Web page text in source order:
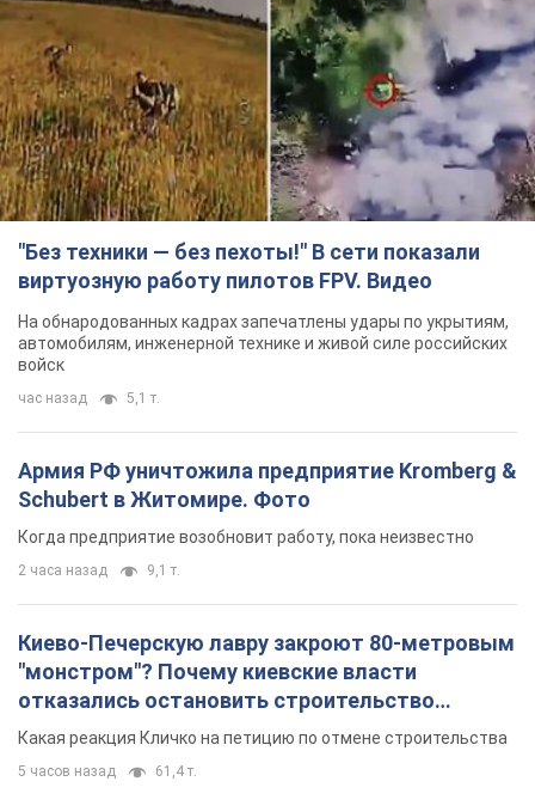
"Без техники — без пехоты!" В сети показали
виртуозную работу пилотов FPV. Видео
На обнародованных кадрах запечатлены удары по укрытиям,
автомобилям, инженерной технике и живой силе российских
войск
час назад 5,1 т.
Армия РФ уничтожила предприятие Kromberg &
Schubert в Житомире. Фото
Когда предприятие возобновит работу, пока неизвестно
2 часа назад 9,1 т.
Киево-Печерскую лавру закроют 80-метровым
"монстром"? Почему киевские власти
отказались остановить строительство
небоскреба "московского верующего"
Какая реакция Кличко на петицию по отмене строительства
5 часов назад 61,4 т.